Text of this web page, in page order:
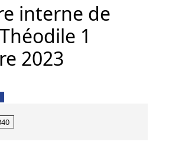
interne de
1
2023